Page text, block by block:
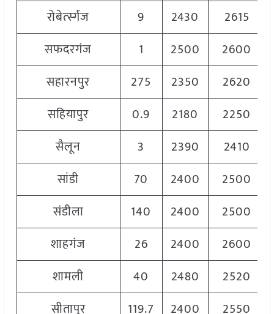
रोबेर्त्स्गंज
9 2430 2615
सफदरगंज
1 2500 2600
सहारनपुर
275 2350 2620
सहियापुर
0.9 2180 2250
सैलून
3 2390 2410
सांडी
70 2400 2500
संडीला
140 2400 2500
शाहगंज
26 2400 2600
शामली
40 2480 2520
सीतापुर
119.7 2400 2550